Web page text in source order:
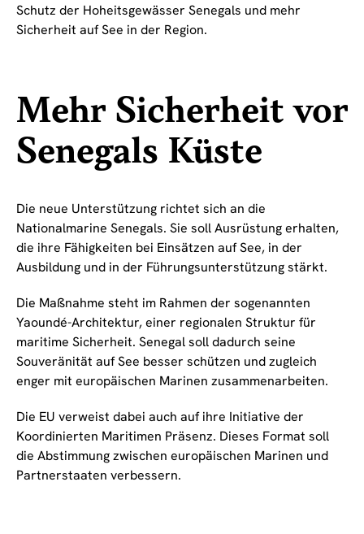
Schutz der Hoheitsgewässer Senegals und mehr
Sicherheit auf See in der Region.
Mehr Sicherheit vor
Senegals Küste
Die neue Unterstützung richtet sich an die
Nationalmarine Senegals. Sie soll Ausrüstung erhalten,
die ihre Fähigkeiten bei Einsätzen auf See, in der
Ausbildung und in der Führungsunterstützung stärkt.
Die Maßnahme steht im Rahmen der sogenannten
Yaoundé-Architektur, einer regionalen Struktur für
maritime Sicherheit. Senegal soll dadurch seine
Souveränität auf See besser schützen und zugleich
enger mit europäischen Marinen zusammenarbeiten.
Die EU verweist dabei auch auf ihre Initiative der
Koordinierten Maritimen Präsenz. Dieses Format soll
die Abstimmung zwischen europäischen Marinen und
Partnerstaaten verbessern.